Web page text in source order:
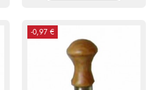
-0,97 €